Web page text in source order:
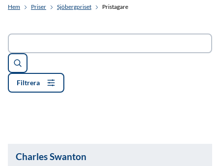
Hem Priser Sjöbergpriset Pristagare
Sök
Filtrera
Charles Swanton